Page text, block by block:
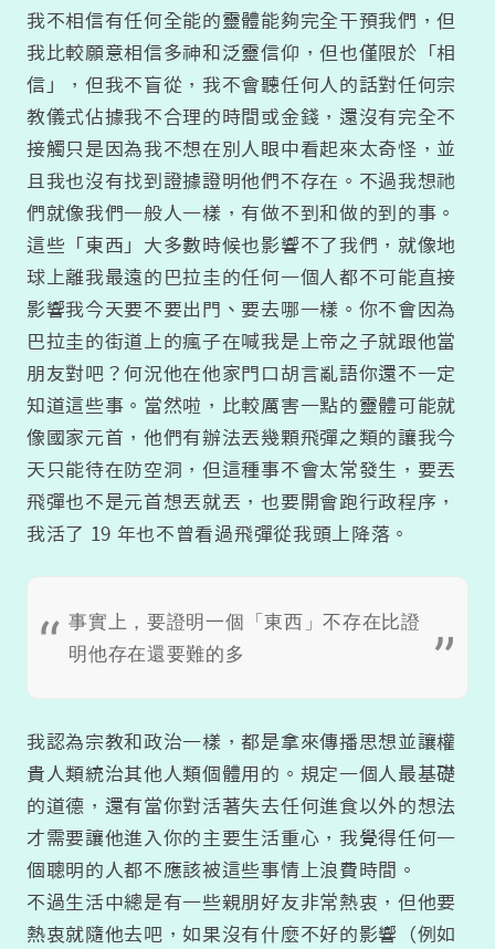
我不相信有任何全能的靈體能夠完全干預我們，但
我比較願意相信多神和泛靈信仰，但也僅限於「相
信」，但我不盲從，我不會聽任何人的話對任何宗
教儀式佔據我不合理的時間或金錢，還沒有完全不
接觸只是因為我不想在別人眼中看起來太奇怪，並
且我也沒有找到證據證明他們不存在。不過我想祂
們就像我們一般人一樣，有做不到和做的到的事。
這些「東西」大多數時候也影響不了我們，就像地
球上離我最遠的巴拉圭的任何一個人都不可能直接
影響我今天要不要出門、要去哪一樣。你不會因為
巴拉圭的街道上的瘋子在喊我是上帝之子就跟他當
朋友對吧？何況他在他家門口胡言亂語你還不一定
知道這些事。當然啦，比較厲害一點的靈體可能就
像國家元首，他們有辦法丟幾顆飛彈之類的讓我今
天只能待在防空洞，但這種事不會太常發生，要丟
飛彈也不是元首想丟就丟，也要開會跑行政程序，
我活了 19 年也不曾看過飛彈從我頭上降落。
事實上，要證明一個「東西」不存在比證
明他存在還要難的多
我認為宗教和政治一樣，都是拿來傳播思想並讓權
貴人類統治其他人類個體用的。規定一個人最基礎
的道德，還有當你對活著失去任何進食以外的想法
才需要讓他進入你的主要生活重心，我覺得任何一
個聰明的人都不應該被這些事情上浪費時間。
不過生活中總是有一些親朋好友非常熱衷，但他要
熱衷就隨他去吧，如果沒有什麼不好的影響（例如